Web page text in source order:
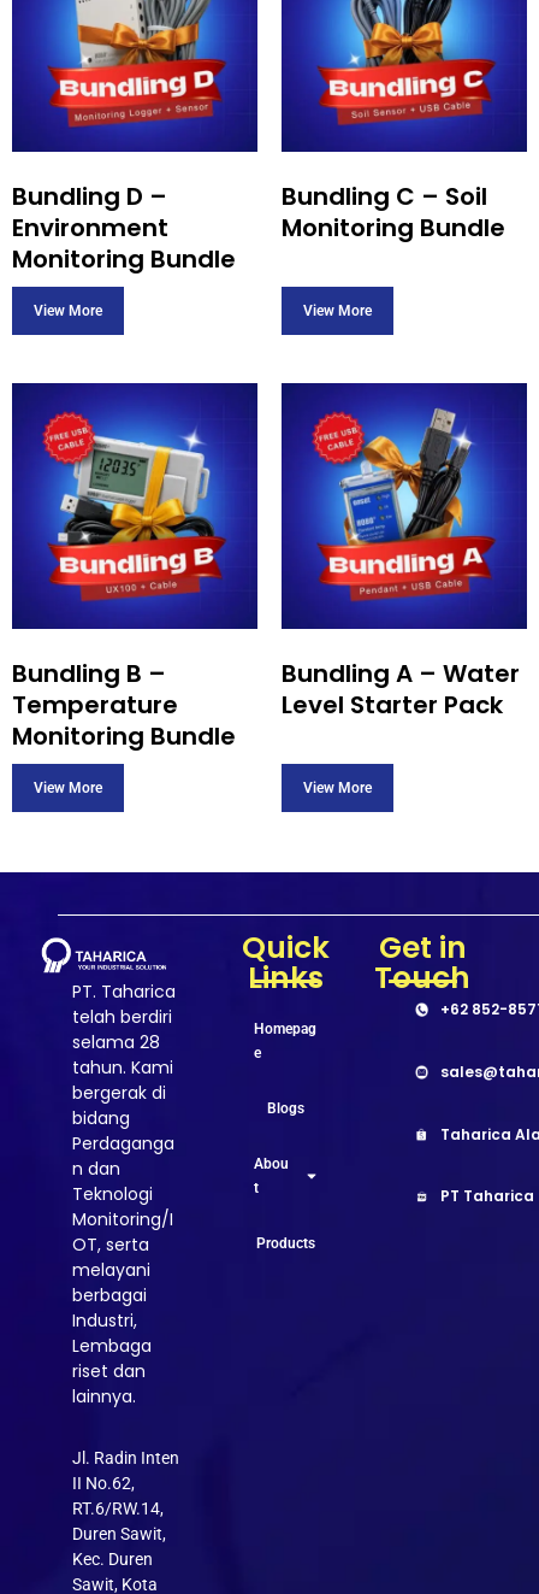
Bundling D –
Environment
Monitoring Bundle
Bundling C – Soil
Monitoring Bundle
Bundling B –
Temperature
Monitoring Bundle
Bundling A – Water
Level Starter Pack
PT. Taharica
telah berdiri
selama 28
tahun. Kami
bergerak di
bidang
Perdaganga
n dan
Teknologi
Monitoring/I
OT, serta
melayani
berbagai
Industri,
Lembaga
riset dan
lainnya.
Jl. Radin Inten
II No.62,
RT.6/RW.14,
Duren Sawit,
Kec. Duren
Sawit, Kota
Quick
Links
Homepag
e
Blogs
Abou
t
Products
Get in
Touch
+62 852-
Taharica
PT Taharica